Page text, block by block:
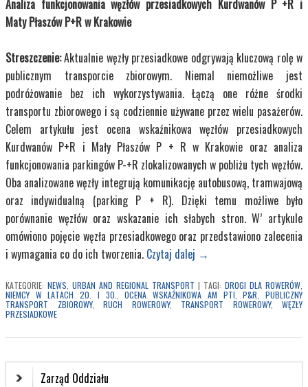
Analiza funkcjonowania węzłów przesiadkowych Kurdwanów P +R i
Maty Płaszów P+R w Krakowie
Streszczenie:Aktualnie węzły przesiadkowe odgrywają kluczową rolę w
publicznym transporcie zbiorowym. Niemal niemożliwe jest
podróżowanie bez ich wykorzystywania. Łączą one różne środki
transportu zbiorowego i są codziennie używane przez wielu pasażerów.
Celem artykułu jest ocena wskaźnikowa węzłów przesiadkowych
Kurdwanów P+R i Mały Płaszów P + R w Krakowie oraz analiza
funkcjonowania parkingów P-+R zlokalizowanych w pobliżu tych węzłów.
Oba analizowane węzły integrują komunikację autobusową, tramwajową
oraz indywidualną (parking P + R). Dzięki temu możliwe było
porównanie węzłów oraz wskazanie ich słabych stron. W’ artykule
omówiono pojęcie węzła przesiadkowego oraz przedstawiono zalecenia
i wymagania co do ich tworzenia. Czytaj dalej →
KATEGORIE: NEWS URBAN AND REGIONAL TRANSPORT | TAGI: DROGI DLA ROWERÓW
NIEMCY W LATACH 20. I 30.
,OCENA WSKAŹNIKOWA AM PTI ,P&R ,PUBLICZNY
TRANSPORT ZBIOROWY, RUCH ROWEROWY, TRANSPORT ROWEROWY, WĘZŁY
PRZESIADKOWE
Zarząd Oddziału